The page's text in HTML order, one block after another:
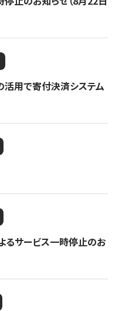
活用で寄付決済システム
るサービス一時停止のお